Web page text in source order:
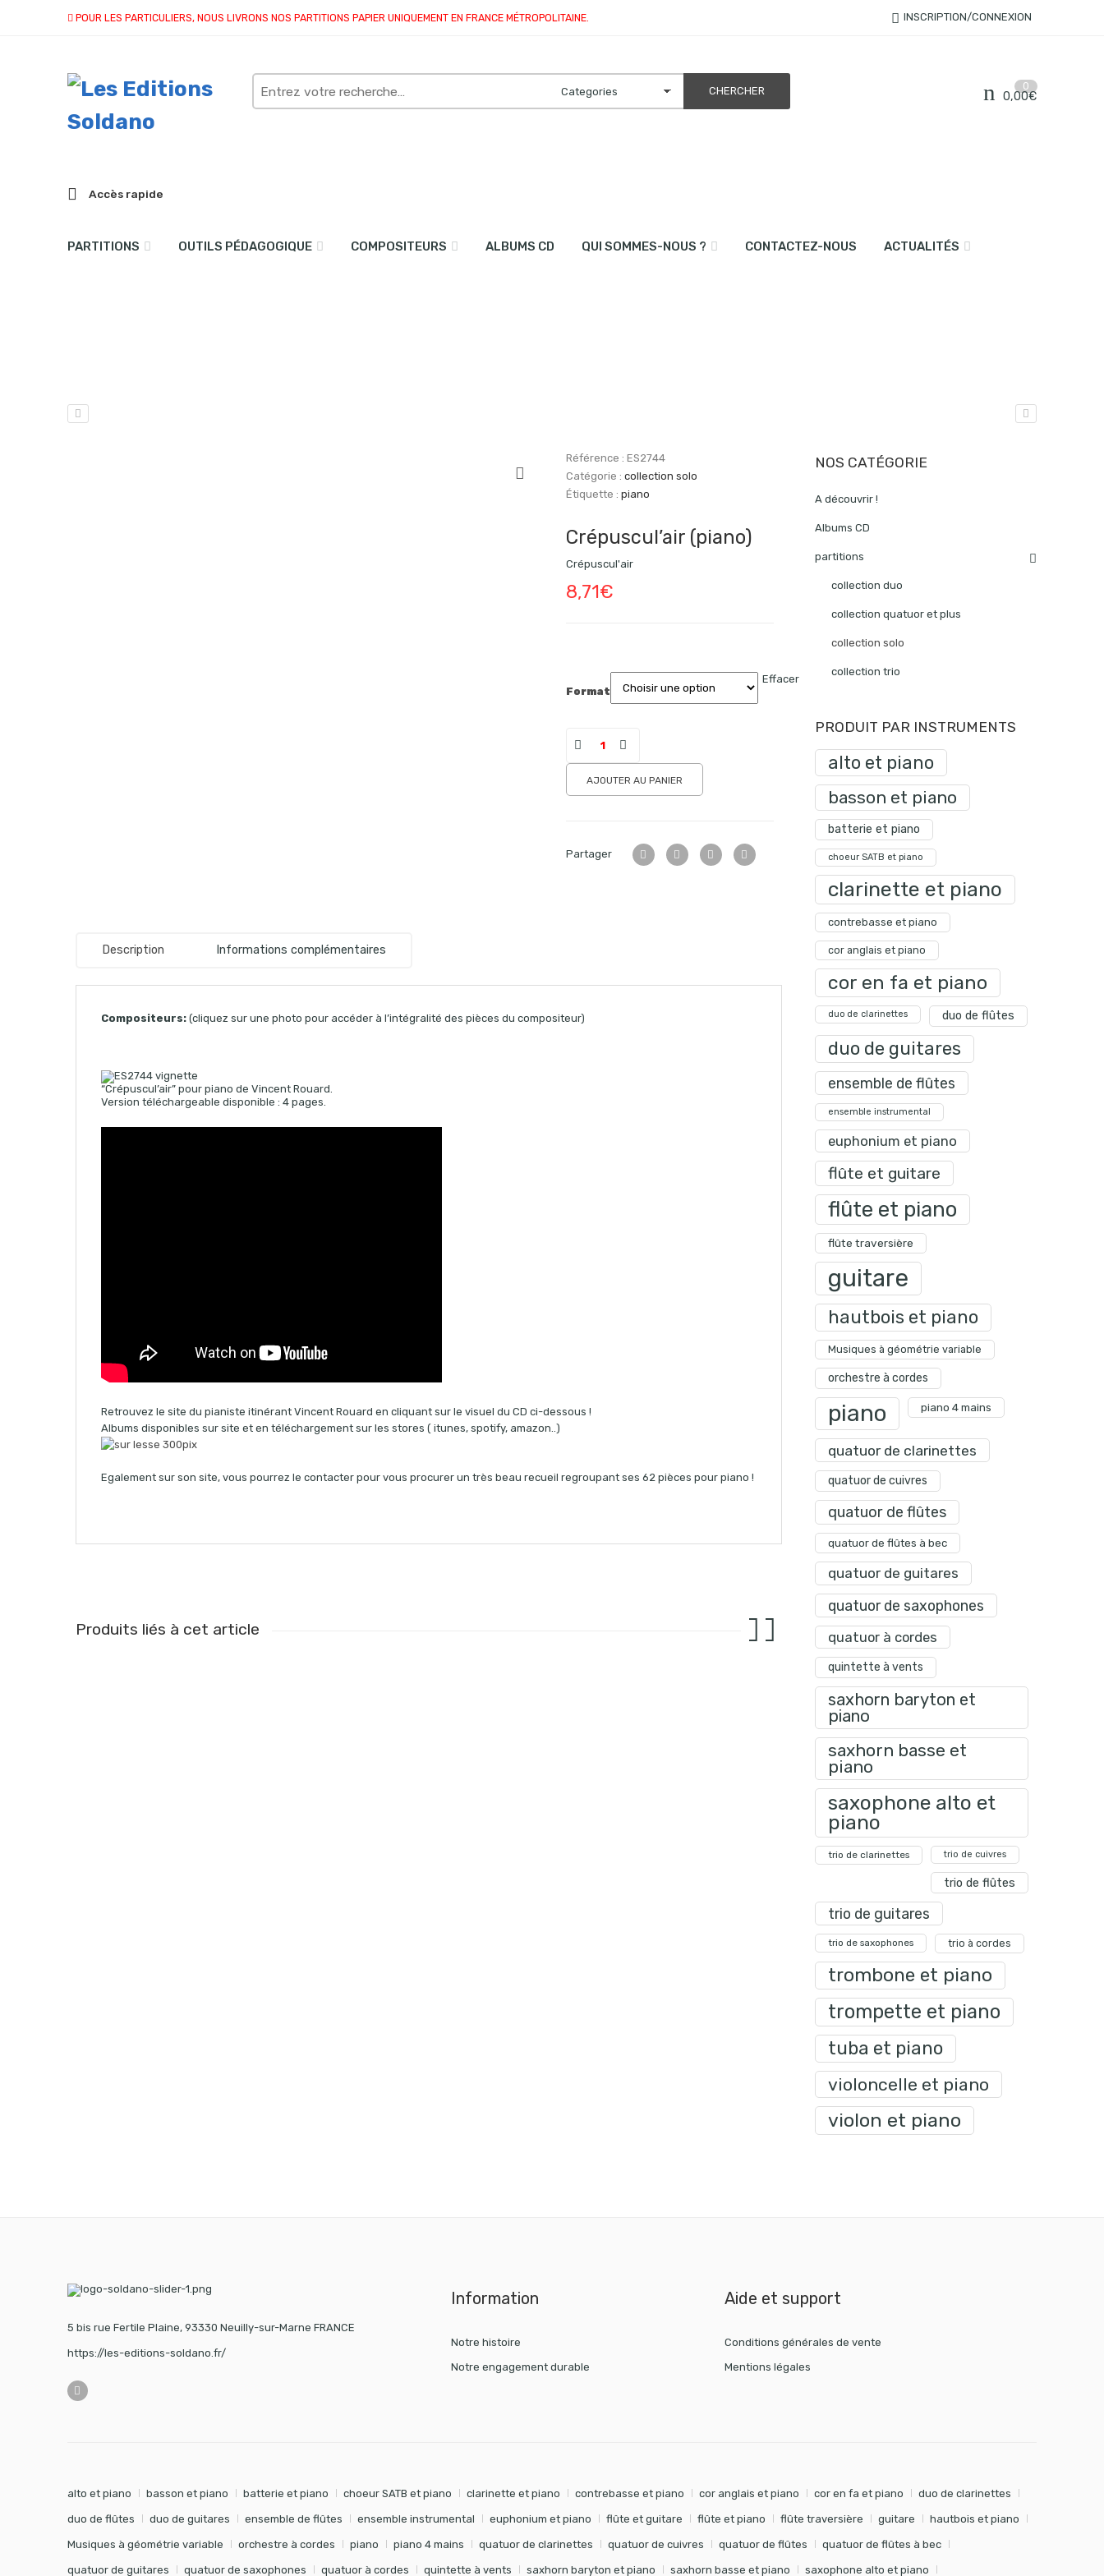
POUR LES PARTICULIERS, NOUS LIVRONS NOS PARTITIONS PAPIER UNIQUEMENT EN FRANCE MÉTROPOLITAINE. INSCRIPTION/CONNEXION
Search
here
0
0,00€
Accès rapide
PARTITIONS OUTILS PÉDAGOGIQUE COMPOSITEURS ALBUMS CD QUI SOMMES-NOUS ? CONTACTEZ-NOUS ACTUALITÉS
Référence : ES2744
Catégorie : collection solo
Étiquette : piano
Crépuscul’air (piano)
Crépuscul'air
8,71€
Format
Effacer
AJOUTER AU PANIER
Partager
Description Informations complémentaires
Compositeurs: (cliquez sur une photo pour accéder à l’intégralité des pièces du compositeur)
“Crépuscul’air” pour piano de Vincent Rouard.
Version téléchargeable disponible : 4 pages.
Retrouvez le site du pianiste itinérant Vincent Rouard en cliquant sur le visuel du CD ci-dessous !
Albums disponibles sur site et en téléchargement sur les stores ( itunes, spotify, amazon..)
Egalement sur son site, vous pourrez le contacter pour vous procurer un très beau recueil regroupant ses 62 pièces pour piano !
Produits liés à cet article
NOS CATÉGORIE
A découvrir !
Albums CD
partitions
collection duo
collection quatuor et plus
collection solo
collection trio
PRODUIT PAR INSTRUMENTS
alto et piano
basson et piano
batterie et piano
choeur SATB et piano
clarinette et piano
contrebasse et piano
cor anglais et piano
cor en fa et piano
duo de clarinettes duo de flûtes
duo de guitares
ensemble de flûtes
ensemble instrumental
euphonium et piano
flûte et guitare
flûte et piano
flûte traversière
guitare
hautbois et piano
Musiques à géométrie variable
orchestre à cordes
piano piano 4 mains
quatuor de clarinettes
quatuor de cuivres
quatuor de flûtes
quatuor de flûtes à bec
quatuor de guitares
quatuor de saxophones
quatuor à cordes
quintette à vents
saxhorn baryton et
piano
saxhorn basse et
piano
saxophone alto et
piano
trio de clarinettes trio de cuivres
trio de flûtes
trio de guitares
trio de saxophones trio à cordes
trombone et piano
trompette et piano
tuba et piano
violoncelle et piano
violon et piano
5 bis rue Fertile Plaine, 93330 Neuilly-sur-Marne FRANCE
https://les-editions-soldano.fr/
Information
Notre histoire
Notre engagement durable
Aide et support
Conditions générales de vente
Mentions légales
alto et piano basson et piano batterie et piano choeur SATB et piano clarinette et piano contrebasse et piano cor anglais et piano cor en fa et piano duo de clarinettes
duo de flûtes duo de guitares ensemble de flûtes ensemble instrumental euphonium et piano flûte et guitare flûte et piano flûte traversière guitare hautbois et piano
Musiques à géométrie variable orchestre à cordes piano piano 4 mains quatuor de clarinettes quatuor de cuivres quatuor de flûtes quatuor de flûtes à bec
quatuor de guitares quatuor de saxophones quatuor à cordes quintette à vents saxhorn baryton et piano saxhorn basse et piano saxophone alto et piano